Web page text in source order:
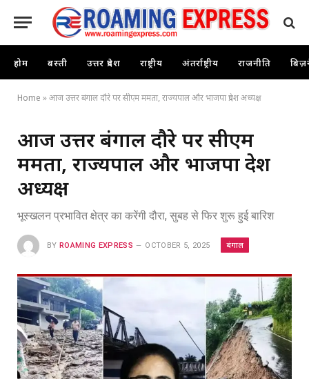
होम बस्ती उत्तर प्रदेश राष्ट्रीय अंतर्राष्ट्रीय राजनीति
Home »आज उत्तर बंगाल दौरे पर सीएम ममता, राज्यपाल और भाजपा प्रदेश अध्यक्ष
आज उत्तर बंगाल दौरे पर सीएम
ममता, राज्यपाल और भाजपा प्रदेश
अध्यक्ष
भूस्खलन प्रभावित क्षेत्र का करेंगी दौरा, सुबह से फिर शुरू हुई बारिश
BY ROAMING EXPRESS OCTOBER 5, 2025 बंगाल